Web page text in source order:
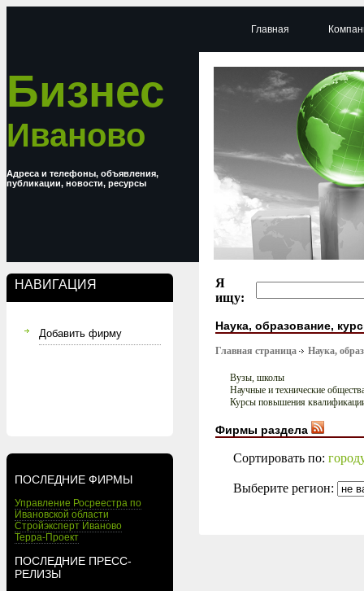
Бизнес
Иваново
Адреса и телефоны, объявления,
публикации, новости, ресурсы
НАВИГАЦИЯ
Добавить фирму
ПОСЛЕДНИЕ ФИРМЫ
Управление Росреестра по
Ивановской области
Стройэксперт Иваново
Терра-Проект
ПОСЛЕДНИЕ ПРЕСС-
РЕЛИЗЫ
Главная
Я
ищу:
Наука, образование,
Главная страница Наука,
Вузы, школы
Научные и технические
Курсы повышения
Фирмы раздела
Сортировать по:
Выберите регион: